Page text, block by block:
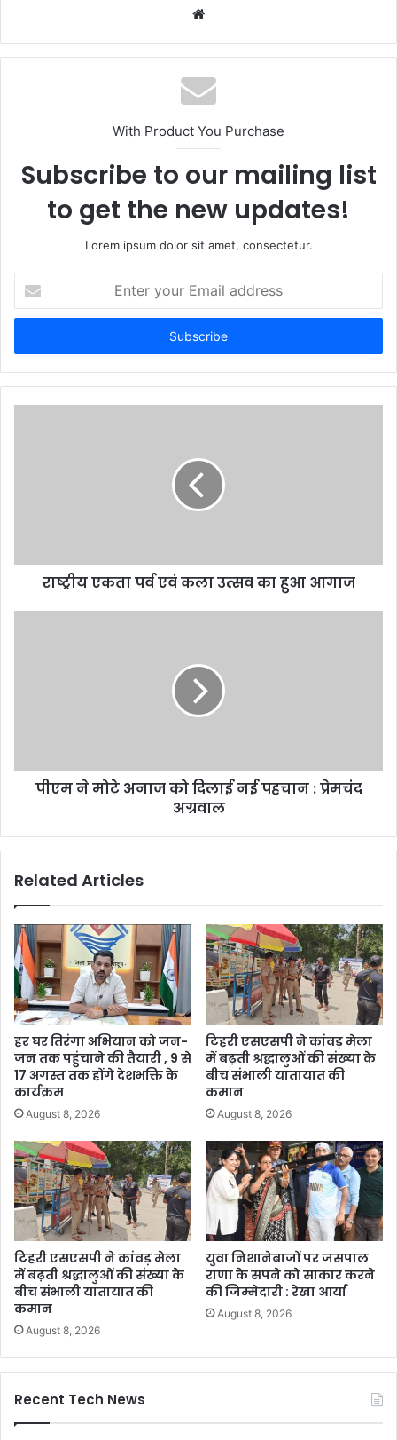
Website
With Product You Purchase
Subscribe to our mailing list
to get the new updates!
Lorem ipsum dolor sit amet, consectetur.
your
Email
राष्ट्रीय एकता पर्व एवं कला उत्सव का हुआ आगाज
पीएम ने मोटे अनाज को दिलाई नई पहचान : प्रेमचंद
अग्रवाल
Related Articles
हर घर तिरंगा अभियान को जन-
जन तक पहुंचाने की तैयारी , 9 से
17 अगस्त तक होंगे देशभक्ति के
कार्यक्रम
August 8, 2026
टिहरी एसएसपी ने कांवड़ मेला
में बढ़ती श्रद्धालुओं की संख्या के
बीच संभाली यातायात की
कमान
August 8, 2026
टिहरी एसएसपी ने कांवड़ मेला
में बढ़ती श्रद्धालुओं की संख्या के
बीच संभाली यातायात की
कमान
August 8, 2026
युवा निशानेबाजों पर जसपाल
राणा के सपने को साकार करने
की जिम्मेदारी : रेखा आर्या
August 8, 2026
Recent Tech News